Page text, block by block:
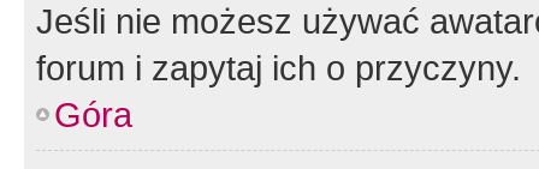
Jeśli nie możesz używać
forum i zapytaj ich o przyczyny.
Góra